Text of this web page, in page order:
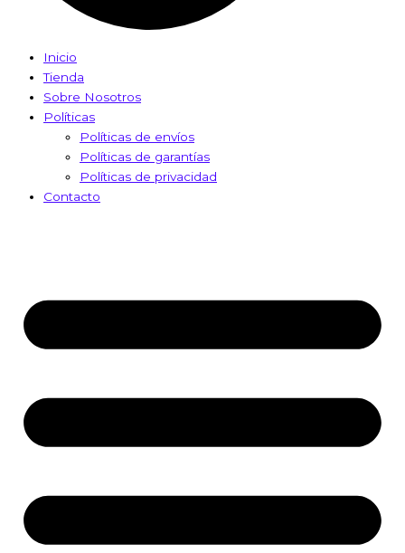
Inicio
Tienda
Sobre Nosotros
Políticas
Políticas de envíos
Políticas de garantías
Políticas de privacidad
Contacto